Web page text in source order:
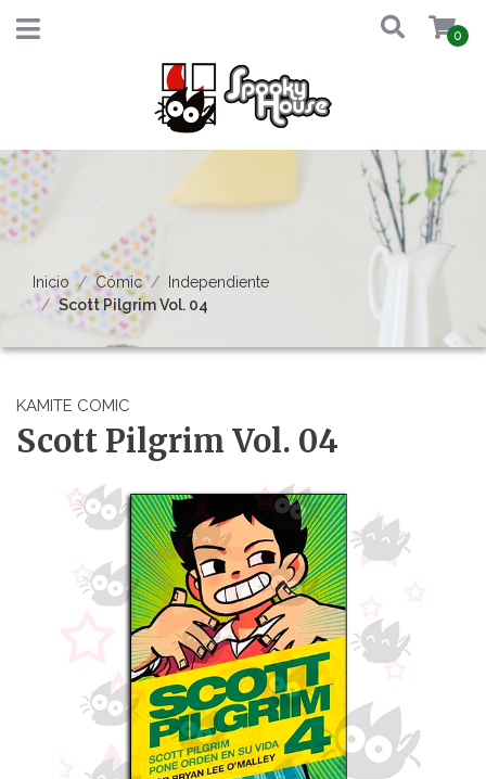
0
Inicio Cómic
Independiente
Scott Pilgrim Vol. 04
KAMITE COMIC
Scott Pilgrim Vol. 04